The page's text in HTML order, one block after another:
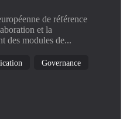
de référence
et la
des modules de...
Governance